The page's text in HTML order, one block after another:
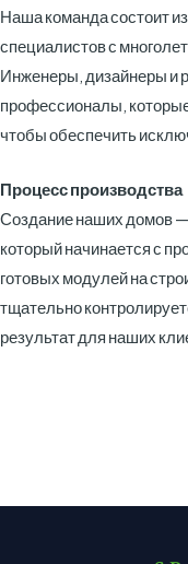
Наша команда состоит
специалистов с
Инженеры, дизайнеры и
профессионалы,
чтобы обеспечить
Процесс производства
Создание наших домов —
который начинается с
готовых модулей на
тщательно
результат для наших